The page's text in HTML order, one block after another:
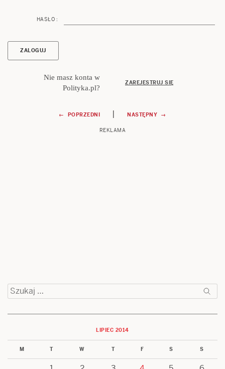
HASŁO :
Nie masz konta w
Polityka.pl?
ZAREJESTRUJ SIĘ
Nawigacja← POPRZEDNI | NASTĘPNY →
REKLAMA
Szukaj:
LIPIEC 2014
M T W T F S S